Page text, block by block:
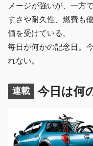
メージが強いが、一方
すさや耐久性、燃費も
価を受けている。
毎日が何かの記念日。
れない。
連載 今日は何